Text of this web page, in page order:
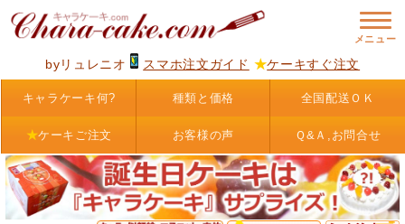
byリュレニオ スマホ注文ガイド ★ケーキすぐ注文
キャラケーキ何? 種類と価格 全国配送ＯＫ
★ケーキご注文 お客様の声 Ｑ&Ａ,お問合せ